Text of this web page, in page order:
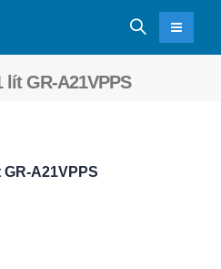
lít GR-A21VPPS
A21VPPS